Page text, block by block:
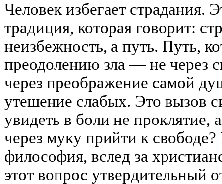
Человек избегает страдания.
традиция, которая говорит:
неизбежность, а путь. Путь,
преодолению зла — не через
через преображение самой
утешение слабых. Это вызов
увидеть в боли не проклятие,
через муку прийти к свободе?
философия, вслед за
этот вопрос утвердительный